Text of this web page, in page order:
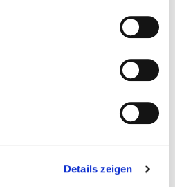
Details zeigen
und eigener